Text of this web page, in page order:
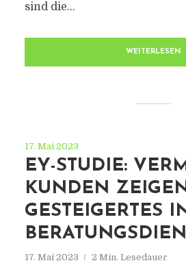
sind die...
WEITERLESEN
17. Mai 2023
EY-STUDIE:
KUNDEN
GESTEIGERTES
17. Mai 2023 2 Min. Lesedauer